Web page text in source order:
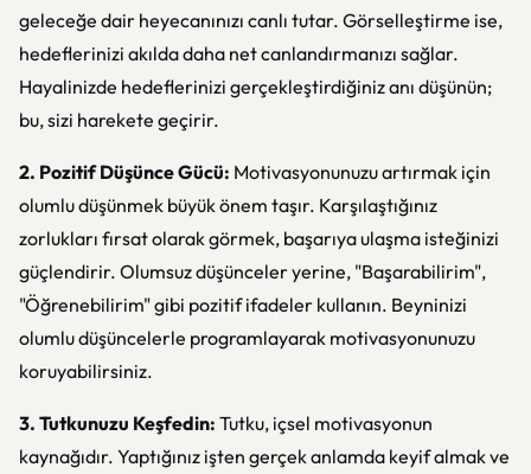
geleceğe dair heyecanınızı canlı tutar. Görselleştirme ise,
hedeflerinizi akılda daha net canlandırmanızı sağlar.
Hayalinizde hedeflerinizi gerçekleştirdiğiniz anı düşünün;
bu, sizi harekete geçirir.
2. Pozitif Düşünce Gücü: Motivasyonunuzu artırmak için
olumlu düşünmek büyük önem taşır. Karşılaştığınız
zorlukları fırsat olarak görmek, başarıya ulaşma isteğinizi
güçlendirir. Olumsuz düşünceler yerine, "Başarabilirim",
"Öğrenebilirim" gibi pozitif ifadeler kullanın. Beyninizi
olumlu düşüncelerle programlayarak motivasyonunuzu
koruyabilirsiniz.
3. Tutkunuzu Keşfedin: Tutku, içsel motivasyonun
kaynağıdır. Yaptığınız işten gerçek anlamda keyif almak ve